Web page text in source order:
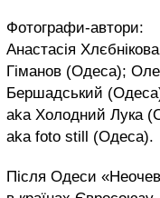
Фотографи-автори:
Анастасія
Гіманов (Одеса);
Бершадський
aka Холодний Лука
aka foto still (Одеса).
Після Одеси